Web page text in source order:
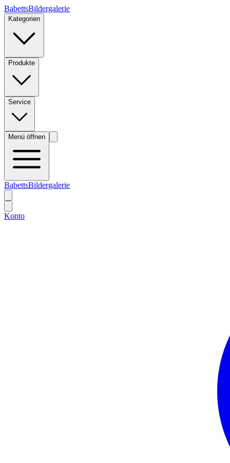
BabettsBildergalerie
Kategorien
Produkte
Service
Menü öffnen
BabettsBildergalerie
Konto